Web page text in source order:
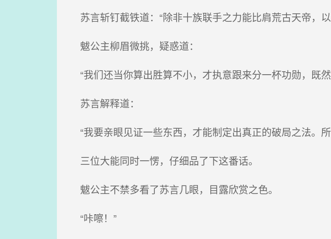
苏言斩钉截铁道：“除非十族联手之力能比肩荒古天帝，
魃公主柳眉微挑，疑惑道：
“我们还当你算出胜算不小，才执意跟来分一杯功勋，既
苏言解释道：
“我要亲眼见证一些东西，才能制定出真正的破局之法。
三位大能同时一愣，仔细品了下这番话。
魃公主不禁多看了苏言几眼，目露欣赏之色。
“咔嚓！”